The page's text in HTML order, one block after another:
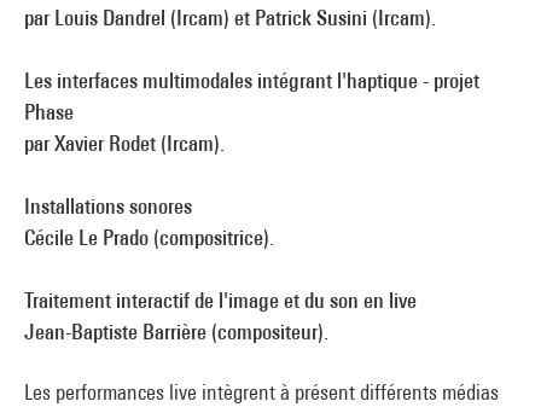
par Louis Dandrel (Ircam) et Patrick Susini (Ircam).
Les interfaces multimodales intégrant l'haptique - projet
Phase
par Xavier Rodet (Ircam).
Installations sonores
Cécile Le Prado (compositrice).
Traitement interactif de l'image et du son en live
Jean-Baptiste Barrière (compositeur).
Les performances live intègrent à présent différents médias